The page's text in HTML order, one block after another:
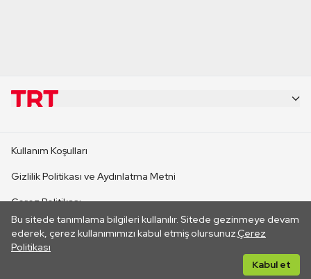
Bu sitede tanımlama bilgileri kullanılır. Sitede gezinmeye devam
ederek, çerez kullanımımızı kabul etmiş olursunuz.Çerez
Politikası
Kabul et
CANLI YAYINLAR
Kullanım Koşulları
Gizlilik Politikası ve Aydınlatma Metni
Çerez Politikası
İletişim
Her hakkı saklıdır. ©2026 TRT. Bağlantı yoluyla gidilen dış